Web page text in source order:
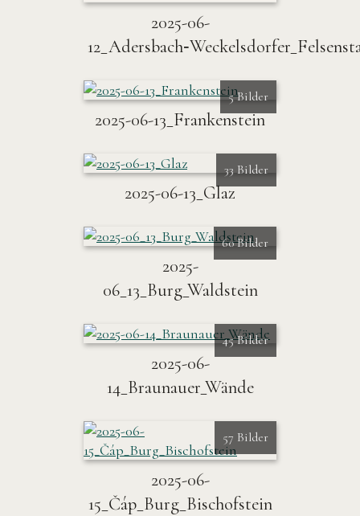
2025-06-
5 Bilder
2025-06-13_Frankenstein
33 Bilder
2025-06-13_Glaz
60 Bilder
2025-
06_13_Burg_Waldstein
45 Bilder
2025-06-
14_Braunauer_Wände
57 Bilder
2025-06-
15_Čáp_Burg_Bischofstein